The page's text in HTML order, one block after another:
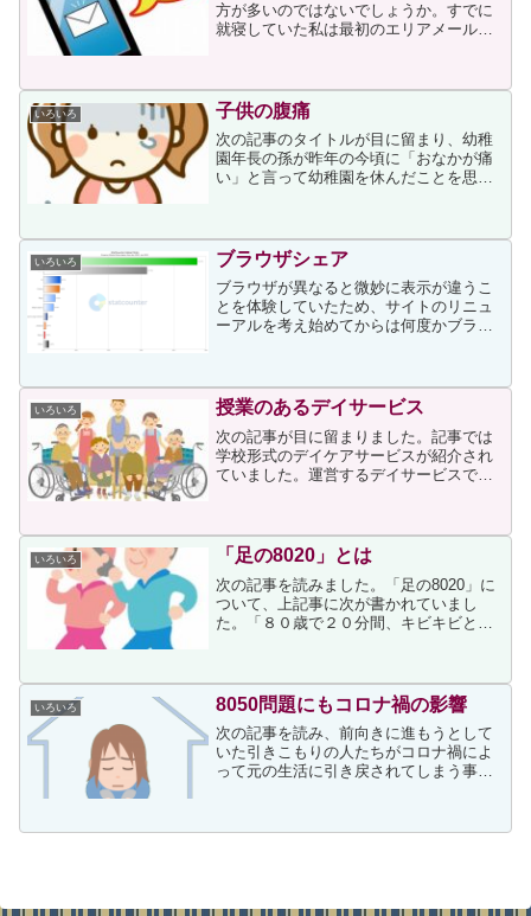
方が多いのではないでしょうか。すでに
就寝していた私は最初のエリアメールで
は東日本大震災を思い出して不安な時を
過ごしているだろうと...
いろいろ 子供の腹痛
次の記事のタイトルが目に留まり、幼稚
園年長の孫が昨年の今頃に「おなかが痛
い」と言って幼稚園を休んだことを思い
なると思います。記事では腹...
いろいろ ブラウザシェア
ブラウザが異なると微妙に表示が違うこ
とを体験していたため、サイトのリニュ
ーアルを考え始めてからは何度かブラウ
ると、日本での2020年1月から2021年1月
までのブ...
いろいろ 授業のあるデイサービス
次の記事が目に留まりました。記事では
学校形式のデイケアサービスが紹介され
ていました。運営するデイサービスで
大人が学ぶ教養のような授業で、大学の
名誉教授をはじめ、講師は一...
いろいろ 「足の8020」とは
次の記事を読みました。「足の8020」に
ついて、上記事に次が書かれていまし
た。「８０歳で２０分間、キビキビと歩
社の企業が進めています。時速４～５キ
ロが目安ですが、体力や筋...
いろいろ 8050問題にもコロナ禍の影響
次の記事を読み、前向きに進もうとして
いた引きこもりの人たちがコロナ禍によ
って元の生活に引き戻されてしまう事例
ＰＯ法人「ＫＨＪ全国ひきこもり家族会